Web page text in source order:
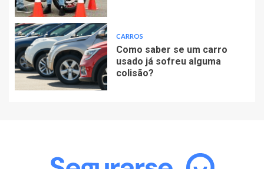
CARROS
Como saber se um carro
usado já sofreu alguma
colisão?